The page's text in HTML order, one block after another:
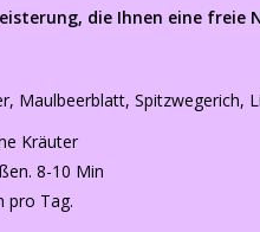
die Ihnen eine freie
Maulbeerblatt, Spitzwegerich,
Kräuter
8-10 Min
pro Tag.